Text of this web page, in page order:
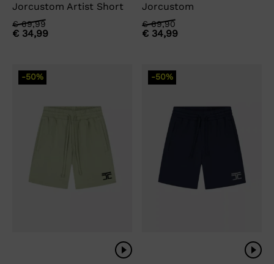
Jorcustom Artist Short
€69,99
Oorspronkelijke
prijs
€ 34,99
Huidige
prijs
Jorcustom
€69,90
Oorspronkelijke
prijs
€ 34,99
Huidige
prijs
-50% -50%